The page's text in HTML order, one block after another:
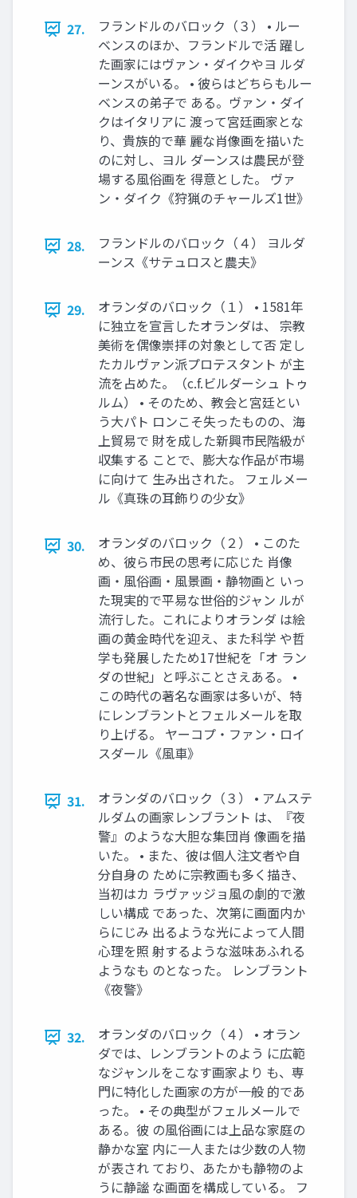
27.
フランドルのバロック（３） • ルー
ベンスのほか、フランドルで活 躍し
た画家にはヴァン・ダイクやヨ ルダ
ーンスがいる。 • 彼らはどちらもルー
ベンスの弟子で ある。ヴァン・ダイ
クはイタリアに 渡って宮廷画家とな
り、貴族的で華 麗な肖像画を描いた
のに対し、ヨル ダーンスは農民が登
場する風俗画を 得意とした。 ヴァ
ン・ダイク《狩猟のチャールズ1世》
28.
フランドルのバロック（４） ヨルダ
ーンス《サテュロスと農夫》
29.
オランダのバロック（１） • 1581年
に独立を宣言したオランダは、 宗教
美術を偶像崇拝の対象として否 定し
たカルヴァン派プロテスタント が主
流を占めた。（c.f.ビルダーシュ トゥ
ルム） • そのため、教会と宮廷とい
う大パト ロンこそ失ったものの、海
上貿易で 財を成した新興市民階級が
収集する ことで、膨大な作品が市場
に向けて 生み出された。 フェルメー
ル《真珠の耳飾りの少女》
30.
オランダのバロック（２） • このた
め、彼ら市民の思考に応じた 肖像
画・風俗画・風景画・静物画と いっ
た現実的で平易な世俗的ジャン ルが
流行した。これによりオランダ は絵
画の黄金時代を迎え、また科学 や哲
学も発展したため17世紀を「オ ラン
ダの世紀」と呼ぶことさえある。 •
この時代の著名な画家は多いが、特
にレンブラントとフェルメールを取
り上げる。 ヤーコプ・ファン・ロイ
スダール《風車》
31.
オランダのバロック（３） • アムステ
ルダムの画家レンブラント は、『夜
警』のような大胆な集団肖 像画を描
いた。 • また、彼は個人注文者や自
分自身の ために宗教画も多く描き、
当初はカ ラヴァッジョ風の劇的で激
しい構成 であった、次第に画面内か
らにじみ 出るような光によって人間
心理を照 射するような滋味あふれる
ようなも のとなった。 レンブラント
《夜警》
32.
オランダのバロック（４） • オラン
ダでは、レンブラントのよう に広範
なジャンルをこなす画家より も、専
門に特化した画家の方が一般 的であ
った。 • その典型がフェルメールで
ある。彼 の風俗画には上品な家庭の
静かな室 内に一人または少数の人物
が表され ており、あたかも静物のよ
うに静謐 な画面を構成している。 フ